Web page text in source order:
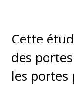
Cette
des
les portes